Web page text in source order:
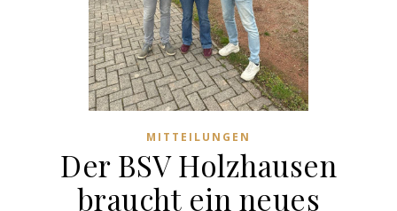
MITTEILUNGEN
Der BSV Holzhausen
braucht ein neues